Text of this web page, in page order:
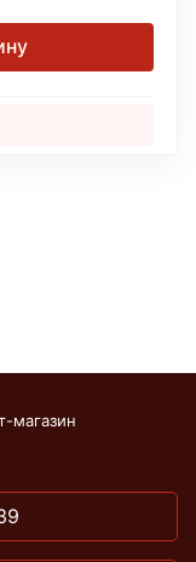
магазин